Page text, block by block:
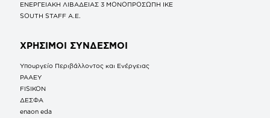
ΕΝΕΡΓΕΙΑΚΗ ΛΙΒΑΔΕΙΑΣ 3 ΜΟΝΟΠΡΟΣΩΠΗ ΙΚΕ
SOUTH STAFF Α.Ε.
ΧΡΗΣΙΜΟΙ ΣΥΝΔΕΣΜΟΙ
Υπουργείο Περιβάλλοντος και Ενέργειας
ΡΑΑΕΥ
FISIKON
ΔΕΣΦΑ
enaon eda